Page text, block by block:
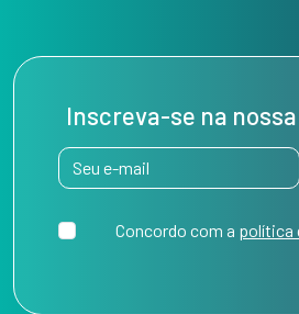
Inscreva-se na
Concordo com a política